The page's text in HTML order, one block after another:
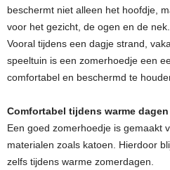
beschermt niet alleen het hoofdje,
voor het gezicht, de ogen en de nek.
Vooral tijdens een dagje strand,
speeltuin is een zomerhoedje een
comfortabel en beschermd te
Comfortabel tijdens warme dagen
Een goed zomerhoedje is gemaakt
materialen zoals katoen. Hierdoor
zelfs tijdens warme zomerdagen.